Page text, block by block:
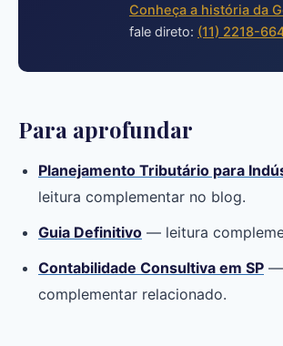
Conheça a história da
fale direto: (11) 2218-
Para aprofundar
Planejamento Tributário para
leitura complementar no blog.
Guia Definitivo — leitura
Contabilidade Consultiva em SP —
complementar relacionado.